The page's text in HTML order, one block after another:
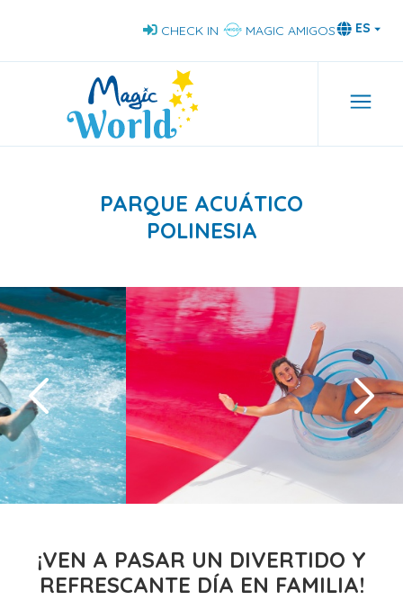
CHECK IN MAGIC AMIGOS ES
PARQUE ACUÁTICO
POLINESIA
‹ ›
¡VEN A PASAR UN DIVERTIDO Y
REFRESCANTE DÍA EN FAMILIA!